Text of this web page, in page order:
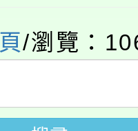
甄選結果(
學年度第
甄選結果(
大學推廣
通分析基
府辦理
/瀏覽：